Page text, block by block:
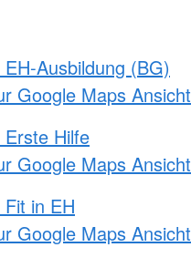
Ausbildung (BG)
Google Maps Ansicht
Hilfe
Google Maps Ansicht
in EH
Google Maps Ansicht